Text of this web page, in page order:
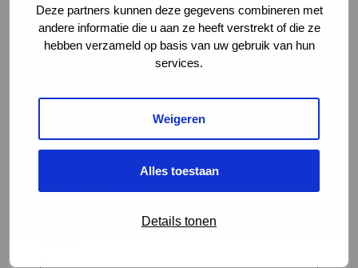
Deze partners kunnen deze gegevens combineren met
andere informatie die u aan ze heeft verstrekt of die ze
hebben verzameld op basis van uw gebruik van hun
services.
Weigeren
Alles toestaan
Details tonen
Starttijd*